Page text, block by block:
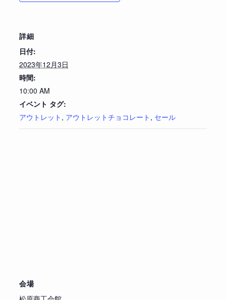
詳細
日付:
2023年12月3日
時間:
10:00 AM
イベント タグ:
アウトレット , アウトレットチョコレート , セール
会場